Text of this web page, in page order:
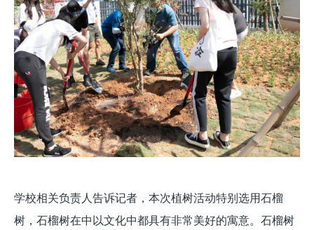
学校相关负责人告诉记者，本次植树活动特别选用石榴
树，石榴树在中以文化中都具有非常美好的寓意。石榴树